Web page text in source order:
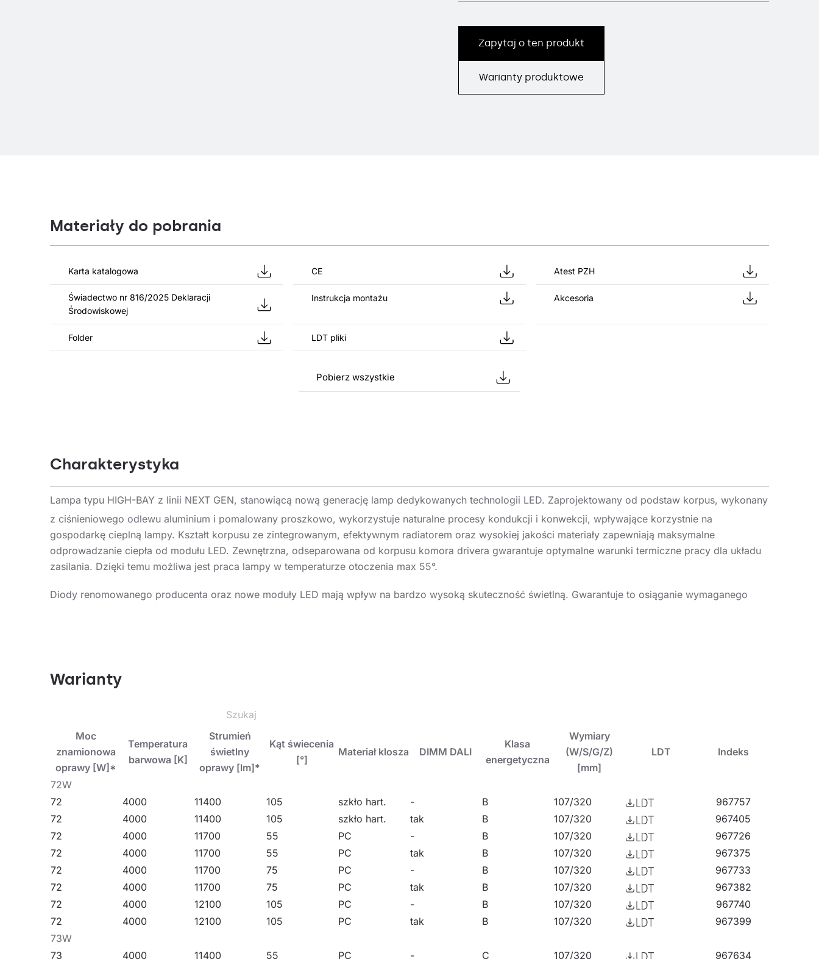
Zapytaj o ten produkt
Warianty produktowe
Materiały do pobrania
Karta katalogowa CE Atest PZH
Świadectwo nr 816/2025 Deklaracji
Środowiskowej
Instrukcja montażu Akcesoria
Folder LDT pliki
Pobierz wszystkie
Charakterystyka
Lampa typu HIGH-BAY z linii NEXT GEN, stanowiącą nową generację lamp dedykowanych technologii LED. Zaprojektowany od podstaw korpus, wykonany
z ciśnieniowego odlewu aluminium i pomalowany proszkowo, wykorzystuje naturalne procesy kondukcji i konwekcji, wpływające korzystnie na
gospodarkę cieplną lampy. Kształt korpusu ze zintegrowanym, efektywnym radiatorem oraz wysokiej jakości materiały zapewniają maksymalne
odprowadzanie ciepła od modułu LED. Zewnętrzna, odseparowana od korpusu komora drivera gwarantuje optymalne warunki termiczne pracy dla układu
zasilania. Dzięki temu możliwa jest praca lampy w temperaturze otoczenia max 55°.
Diody renomowanego producenta oraz nowe moduły LED mają wpływ na bardzo wysoką skuteczność świetlną. Gwarantuje to osiąganie wymaganego
(nasufitowego i naściennego).
Lampa przeznaczona jest do montażu natynkowego (nasufitowego i naściennego) przy zastosowaniu dodatkowych akcesoriów i zwieszanego przy użyciu
łańcuchów, linek itp. zarówno wewnątrz pomieszczeń jak i zewnątrz obiektów. Świetnie sprawdzi się w zakładach i halach produkcyjnych oraz
wielkopowierzchniowych magazynach i centrach logistycznych.
Pozostałe produkty z rodziny OCULUS LED
Warianty
Moc
znamionowa
oprawy [W]*
Temperatura
barwowa [K]
Strumień
świetlny
oprawy [lm]*
Kąt świecenia
[°]
Materiał klosza DIMM DALI
Klasa
energetyczna
Wymiary
(W/S/G/Z)
[mm]
LDT Indeks
72W
72
4000 11400 105 szkło hart. - B 107/320
967757
72
4000 11400 105 szkło hart. tak B 107/320
967405
72
4000 11700 55 PC - B 107/320
967726
72
4000 11700 55 PC tak B 107/320
967375
72
4000 11700 75 PC - B 107/320
967733
72
4000 11700 75 PC tak B 107/320
967382
72
4000 12100 105 PC - B 107/320
967740
72
4000 12100 105 PC tak B 107/320
967399
73W
73
4000 11400 55 PC - C 107/320 967634